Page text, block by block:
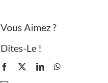
Vous Aimez ?
Dites-Le !